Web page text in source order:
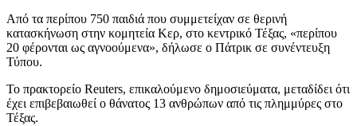
Από τα περίπου 750 παιδιά που συμμετείχαν σε θερινή
κατασκήνωση στην κομητεία Κερ, στο κεντρικό Τέξας, «περίπου
20 φέρονται ως αγνοούμενα», δήλωσε ο Πάτρικ σε συνέντευξη
Τύπου.
Το πρακτoρείο Reuters, επικαλούμενο δημοσιεύματα, μεταδίδει ότι
έχει επιβεβαιωθεί ο θάνατος 13 ανθρώπων από τις πλημμύρες στο
Τέξας.